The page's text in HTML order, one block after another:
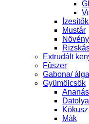
Mustár
Extrudált
Fűszer
Gabona/
Gyümölcsök
Datolya
Kókusz
Mák